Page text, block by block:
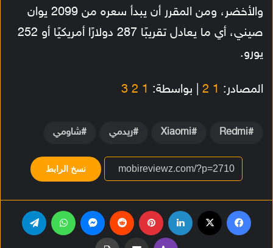
والأخضر، ومن المقرر أن يبدأ سعره من 2099 يوان
صيني، أي ما يعادل تقريبًا 287 دولارًا أمريكيًا أو 252
يورو.
المصادر: 1
2 | بواسطة: 1
2
3
Redmi
Xiaomi ريدمي شاومي
نسخ الرابط
فيسبوك لينكدإن بينتيريست ماسنجر واتساب
ڤايبر مشاركة عبر البريد طباعة